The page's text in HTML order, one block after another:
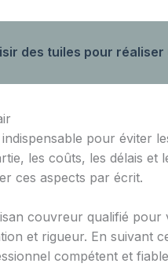
des tuiles pour
pour éviter
les coûts, les délais
ces aspects par écrit.
couvreur qualifié
et rigueur. En suivant
compétent et